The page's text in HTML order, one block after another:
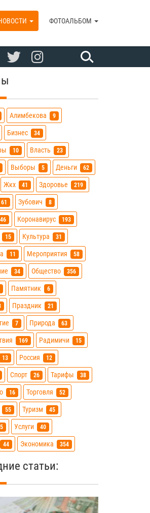
ФОТОАЛЬБОМ
Алимбекова 9
Бизнес 34
10 Власть 23
Выборы 5 Деньги 62
Жкх 41 Здоровье 219
61 Зубович 8
46 Коронавирус 193
15 Культура 31
11 Мероприятия 58
34 Общество 356
Памятник 6
Праздник 21
7 Природа 63
169 Радимичи 15
13 Россия 12
Спорт 26 Тарифы 38
16 Торговля 52
55 Туризм 45
5 Услуги 40
44 Экономика 354
статьи: